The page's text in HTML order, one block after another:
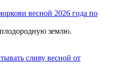
весной 2026 года по
землю.
сливу весной от